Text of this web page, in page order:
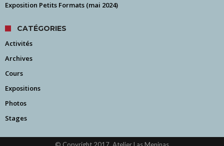
Exposition Petits Formats (mai 2024)
CATÉGORIES
Activités
Archives
Cours
Expositions
Photos
Stages